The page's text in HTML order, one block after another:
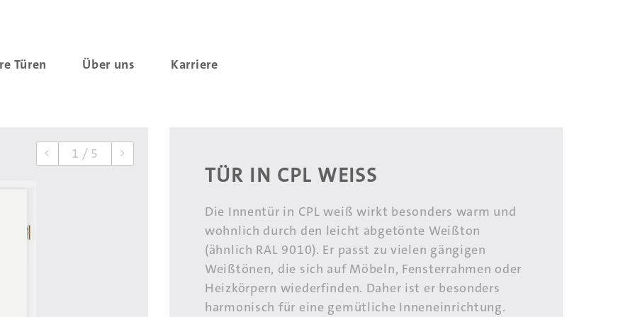
Türen Über uns Karriere
Previous
1 / 5
Next
TÜR IN CPL WEISS
Die Innentür in CPL weiß wirkt besonders warm und
wohnlich durch den leicht abgetönte Weißton
(ähnlich RAL 9010). Er passt zu vielen gängigen
Weißtönen, die sich auf Möbeln, Fensterrahmen oder
Heizkörpern wiederfinden. Daher ist er besonders
harmonisch für eine gemütliche Inneneinrichtung.